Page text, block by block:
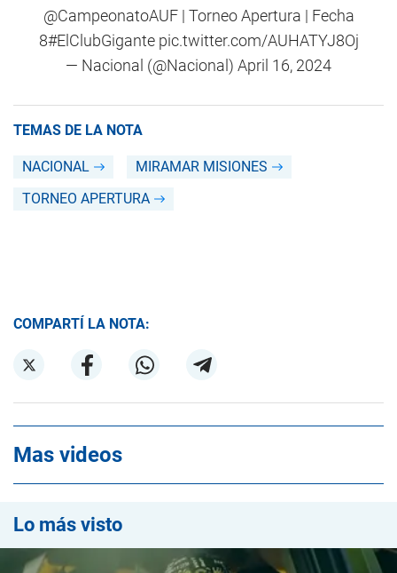
@CampeonatoAUF| Torneo Apertura | Fecha
8#ElClubGigante pic.twitter.com/AUHATYJ8Oj
— Nacional (@Nacional) April 16, 2024
TEMAS DE LA NOTA
NACIONAL
MIRAMAR MISIONES
TORNEO APERTURA
COMPARTÍ LA NOTA:
Mas videos
Lo más visto